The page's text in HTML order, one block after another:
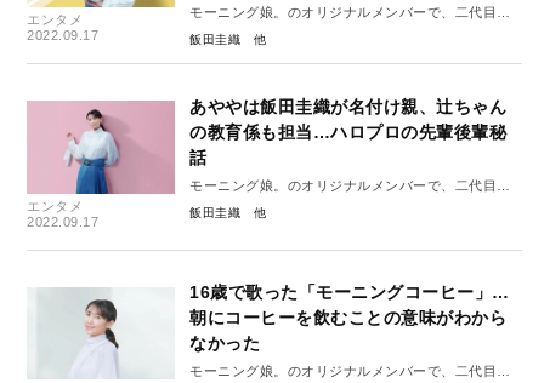
エンタメ
2022.09.17
モーニング娘。のオリジナルメンバーで、二代目リ
ーダー飯田圭織の半生・後編
飯田圭織
エンタメ
2022.09.17
あややは飯田圭織が名付け親、辻ちゃん
の教育係も担当…ハロプロの先輩後輩秘
話
モーニング娘。のオリジナルメンバーで、二代目リ
ーダー飯田圭織の半生・中編
飯田圭織
16歳で歌った「モーニングコーヒー」…
朝にコーヒーを飲むことの意味がわから
なかった
モーニング娘。のオリジナルメンバーで、二代目リ